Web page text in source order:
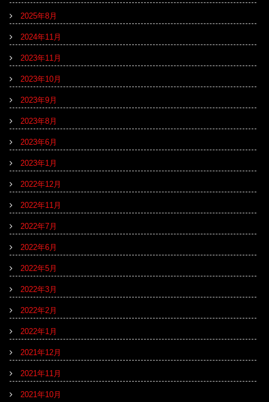
2025年8月
2024年11月
2023年11月
2023年10月
2023年9月
2023年8月
2023年6月
2023年1月
2022年12月
2022年11月
2022年7月
2022年6月
2022年5月
2022年3月
2022年2月
2022年1月
2021年12月
2021年11月
2021年10月